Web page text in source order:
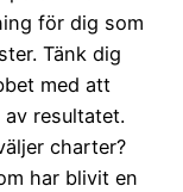
för dig som
Tänk dig
med att
av resultatet.
charter?
har blivit en